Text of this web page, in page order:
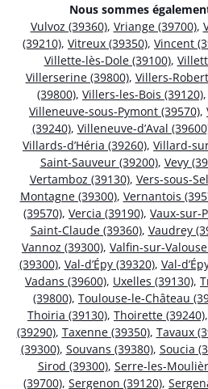
Nous sommes
Vulvoz (39360), Vriange (39700),
(39210), Vitreux (39350), Vincent
Villette-lès-Dole (39100),
Villerserine (39800), Villers-
(39800), Villers-les-Bois (39120),
Villeneuve-sous-Pymont (39570),
(39240), Villeneuve-d’Aval
Villards-d’Héria (39260), Villard-
Saint-Sauveur (39200), Vevy
Vertamboz (39130), Vers-sous-
Montagne (39300), Vernantois
(39570), Vercia (39190), Vaux-sur-
Saint-Claude (39360), Vaudrey
Vannoz (39300), Valfin-sur-
(39300), Val-d’Épy (39320), Val-
Vadans (39600), Uxelles (39130),
(39800), Toulouse-le-Château
Thoiria (39130), Thoirette (39240),
(39290), Taxenne (39350), Tavaux
(39300), Souvans (39380), Soucia
Sirod (39300), Serre-les-
(39700), Sergenon (39120),